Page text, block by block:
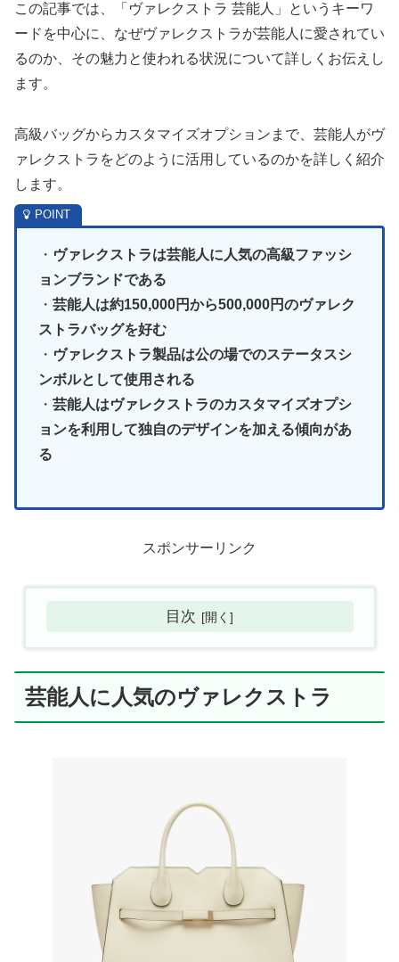
この記事では、「ヴァレクストラ 芸能人」というキーワ
ードを中心に、なぜヴァレクストラが芸能人に愛されてい
るのか、その魅力と使われる状況について詳しくお伝えし
ます。
高級バッグからカスタマイズオプションまで、芸能人がヴ
ァレクストラをどのように活用しているのかを詳しく紹介
します。
・ ヴァレクストラは芸能人に人気の高級ファッシ
ョンブランドである
・ 芸能人は約150,000円から500,000円のヴァレク
ストラバッグを好む
・ ヴァレクストラ製品は公の場でのステータスシ
ンボルとして使用される
・ 芸能人はヴァレクストラのカスタマイズオプシ
ョンを利用して独自のデザインを加える傾向があ
る
スポンサーリンク
目次
芸能人に人気のヴァレクストラ